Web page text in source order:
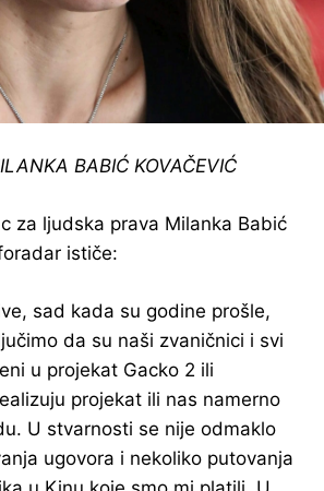
BABIĆ KOVAČEVIĆ
za ljudska prava Milanka Babić
ističe:
sad kada su godine prošle,
da su naši zvaničnici i svi
u projekat Gacko 2 ili
projekat ili nas namerno
U stvarnosti se nije odmaklo
ugovora i nekoliko putovanja